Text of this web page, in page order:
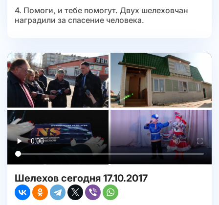
4. Помоги, и тебе помогут. Двух шелеховчан
наградили за спасение человека.
Шелехов сегодня 17.10.2017